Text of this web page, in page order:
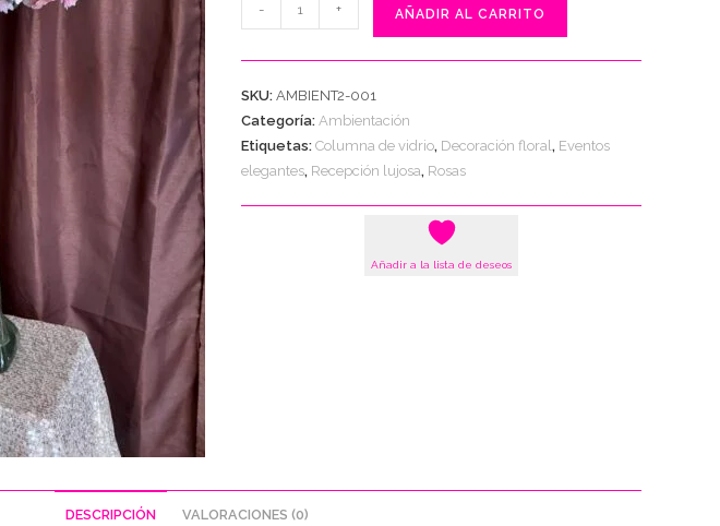
2
-
Elegancia
cantidad
- + AÑADIR AL CARRITO
SKU:AMBIENT2-001
Categoría:Ambientación
Etiquetas:Columna de vidrio, Decoración floral, Eventos
elegantes, Recepción lujosa, Rosas
Añadir a la lista de deseos
DESCRIPCIÓN VALORACIONES (0)